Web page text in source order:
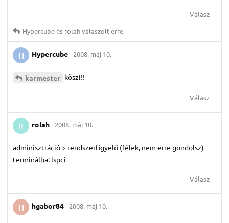
Válasz
Hypercubeés rolahválaszolt erre.
H Hypercube 2008. máj 10.
karmester köszi!!
Válasz
R rolah 2008. máj 10.
adminisztráció > rendszerfigyelő (félek, nem erre gondolsz)
terminálba: lspci
Válasz
H hgabor84 2008. máj 10.